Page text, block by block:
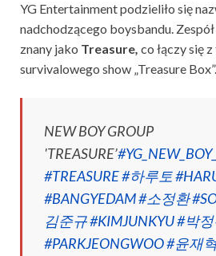
YG Entertainment podzieliło się
nadchodzącego boysbandu.
znany jako Treasure, co łączy się
survivalowego show „Treasure Box”.
NEW BOY GROUP
'TREASURE’
#TREASURE#하루토
#BANGYEDAM#소정환
김준규#KIMJUNKYU#박
#PARKJEONGWOO#윤재